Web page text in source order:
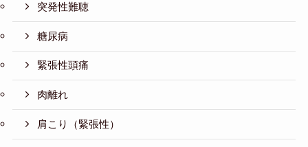
突発性難聴
糖尿病
緊張性頭痛
肉離れ
肩こり（緊張性）